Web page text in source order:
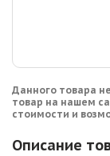
Данного товара
товар на нашем
стоимости и
Описание